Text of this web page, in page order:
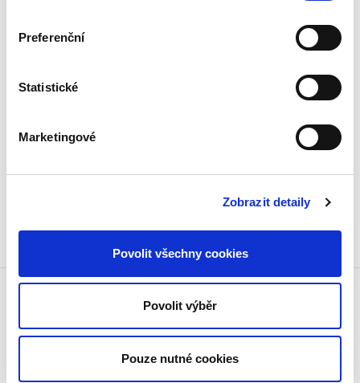
Preferenční
Statistické
Marketingové
Zobrazit detaily
Povolit všechny cookies
Povolit výběr
Pouze nutné cookies
Objednací číslo:
Datum vydání:
Doprava zdarma
Získejte dopravu zdarma